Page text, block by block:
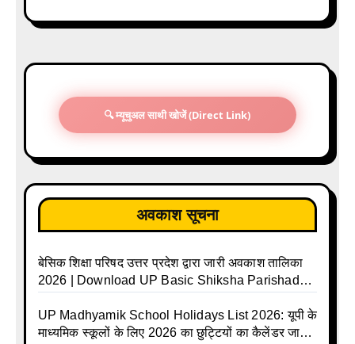
🔍 म्यूचुअल साथी खोजें (Direct Link)
अवकाश सूचना
बेसिक शिक्षा परिषद उत्तर प्रदेश द्वारा जारी अवकाश तालिका
2026 | Download UP Basic Shiksha Parishad
Basic School Avkash Talika UP 2026 | UP Basic
Shiksha Parishad Avkash Talika 2026 | UP
UP Madhyamik School Holidays List 2026: यूपी के
माध्यमिक स्कूलों के लिए 2026 का छुट्टियों का कैलेंडर जारी |